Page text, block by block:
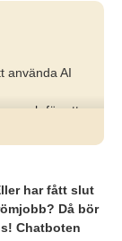
använda AI
för att
speglar din
missar
har fått slut
Då bör
Chatboten